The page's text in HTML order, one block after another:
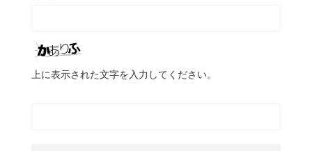
上に表示された文字を入力してください。